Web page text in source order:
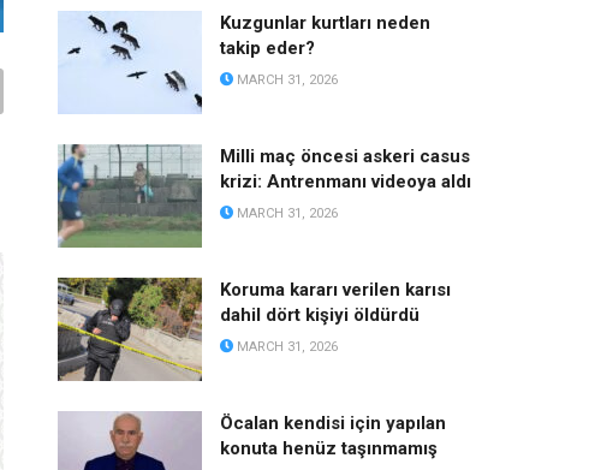
Kuzgunlar kurtları neden
takip eder?
MARCH 31, 2026
Milli maç öncesi askeri casus
krizi: Antrenmanı videoya aldı
MARCH 31, 2026
Koruma kararı verilen karısı
dahil dört kişiyi öldürdü
MARCH 31, 2026
Öcalan kendisi için yapılan
konuta henüz taşınmamış